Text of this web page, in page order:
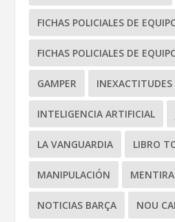
FICHAS POLICIALES DE
FICHAS POLICIALES DE
GAMPER INEXACTITUDES
INTELIGENCIA ARTIFICIAL
LA VANGUARDIA LIBRO
MANIPULACIÓN
NOTICIAS BARÇA NOU